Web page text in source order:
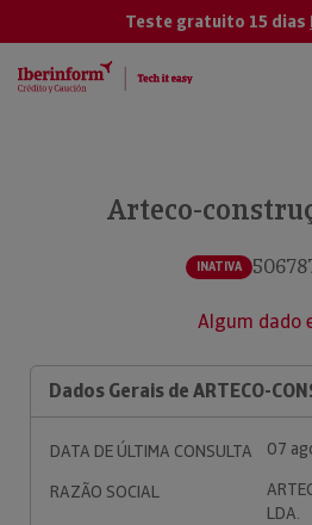
Teste gratuito 15 dias
Arteco-
INATIVA
Algum dado
Dados Gerais de ARTECO-
DATA DE ÚLTIMA CONSULTA
07
RAZÃO SOCIAL
LDA.